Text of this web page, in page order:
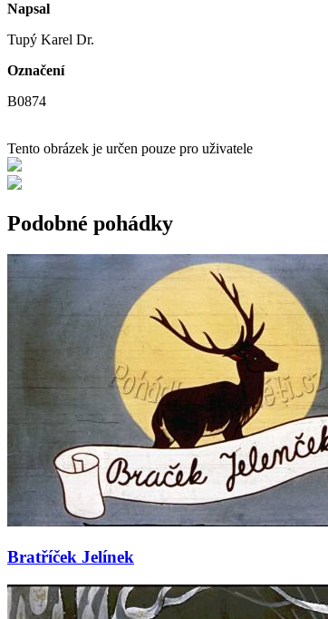
Napsal
Tupý Karel Dr.
Označení
B0874
Tento obrázek je určen pouze pro uživatele
Podobné pohádky
Bratříček Jelínek